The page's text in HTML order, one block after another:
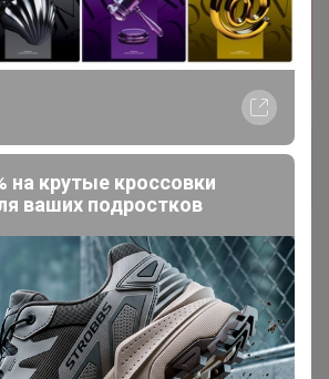
о заказах доступна
клуба
на крутые кроссовки
ваших подростков